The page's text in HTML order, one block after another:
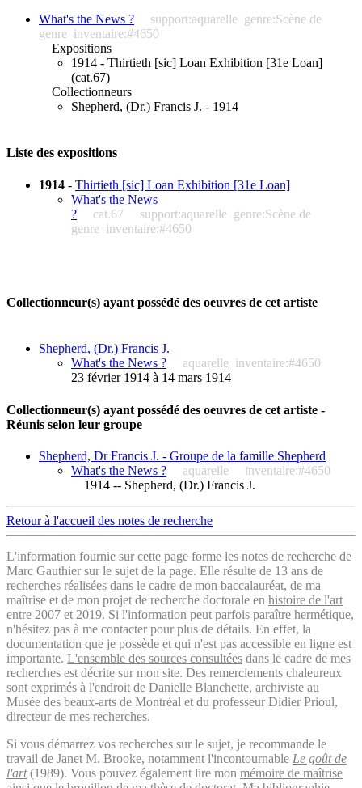
What's the News ?
support:aquarelle genre:Scène de
genre inventaire:#4650
Expositions
1914 - Thirtieth [sic] Loan Exhibition [31e Loan]
(cat.67)
Collectionneurs
Shepherd, (Dr.) Francis J. - 1914
Liste des expositions
1914 - Thirtieth [sic] Loan Exhibition [31e Loan]
What's the News
?
cat.67 support:aquarelle genre:Scène de
genre inventaire:#4650
Collectionneur(s) ayant possédé des oeuvres de cet artiste
Shepherd, (Dr.) Francis J.
What's the News ?
aquarelle inventaire:#4650
23 février 1914 à 14 mars 1914
Collectionneur(s) ayant possédé des oeuvres de cet artiste -
Réunis selon leur groupe
Shepherd, Dr Francis J. - Groupe de la famille Shepherd
What's the News ?
aquarelle
inventaire:#4650
1914 -- Shepherd, (Dr.) Francis J.
Retour à l'accueil des notes de recherche
L'information fournie sur cette page forme les notes de recherche de
Marc Gauthier sur le sujet de la page. Elle résulte de 13 ans de
recherches réalisées dans le cadre de mon baccalauréat, de ma
maîtrise et de mon projet de recherche doctorale en histoire de l'art
entre 2007 et 2019. Si l'information peut parfois paraître hermétique,
n'hésitez pas à me contacter pour plus de détails. En effet, la
documentation que je possède et qui n'est pas accessible en ligne est
importante. L'ensemble des sources consultées dans le cadre de mes
recherches est décrite sur mon site. Des remerciements chaleureux
sont exprimés à l'endroit de Danielle Blanchette, archiviste au
Musée des beaux-arts de Montréal et du professeur Didier Prioul,
directeur de mes recherches.
Si vous démarrez vos recherches sur le sujet, je recommande le
travail de Janet M. Brooke, notamment l'incontournable Le goût de
l'art(1989). Vous pouvez également lire mon mémoire de maîtrise